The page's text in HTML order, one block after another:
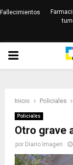
Fallecimientos
PRIMARY
Inicio Policiales
Policiales
Otro grave
por Diario Imagen